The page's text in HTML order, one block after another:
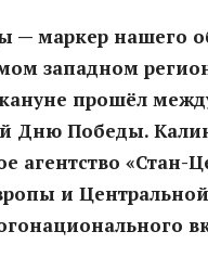
— маркер нашего
западном
прошёл
Дню Победы.
агентство «Стан-
и